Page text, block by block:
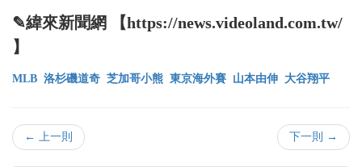
✎緯來新聞網 【https://news.videoland.com.tw/
】
MLB 洛杉磯道奇 芝加哥小熊 東京海外賽 山本由伸 大谷翔平
← 上一則 下一則 →